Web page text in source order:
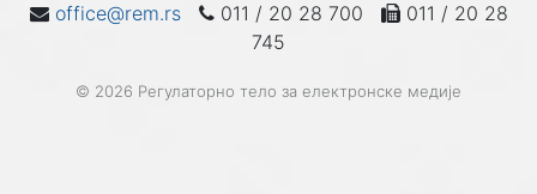
office@rem.rs
011 / 20 28 700
011 / 20 28
745
© 2026 Регулаторно тело за електронске медије